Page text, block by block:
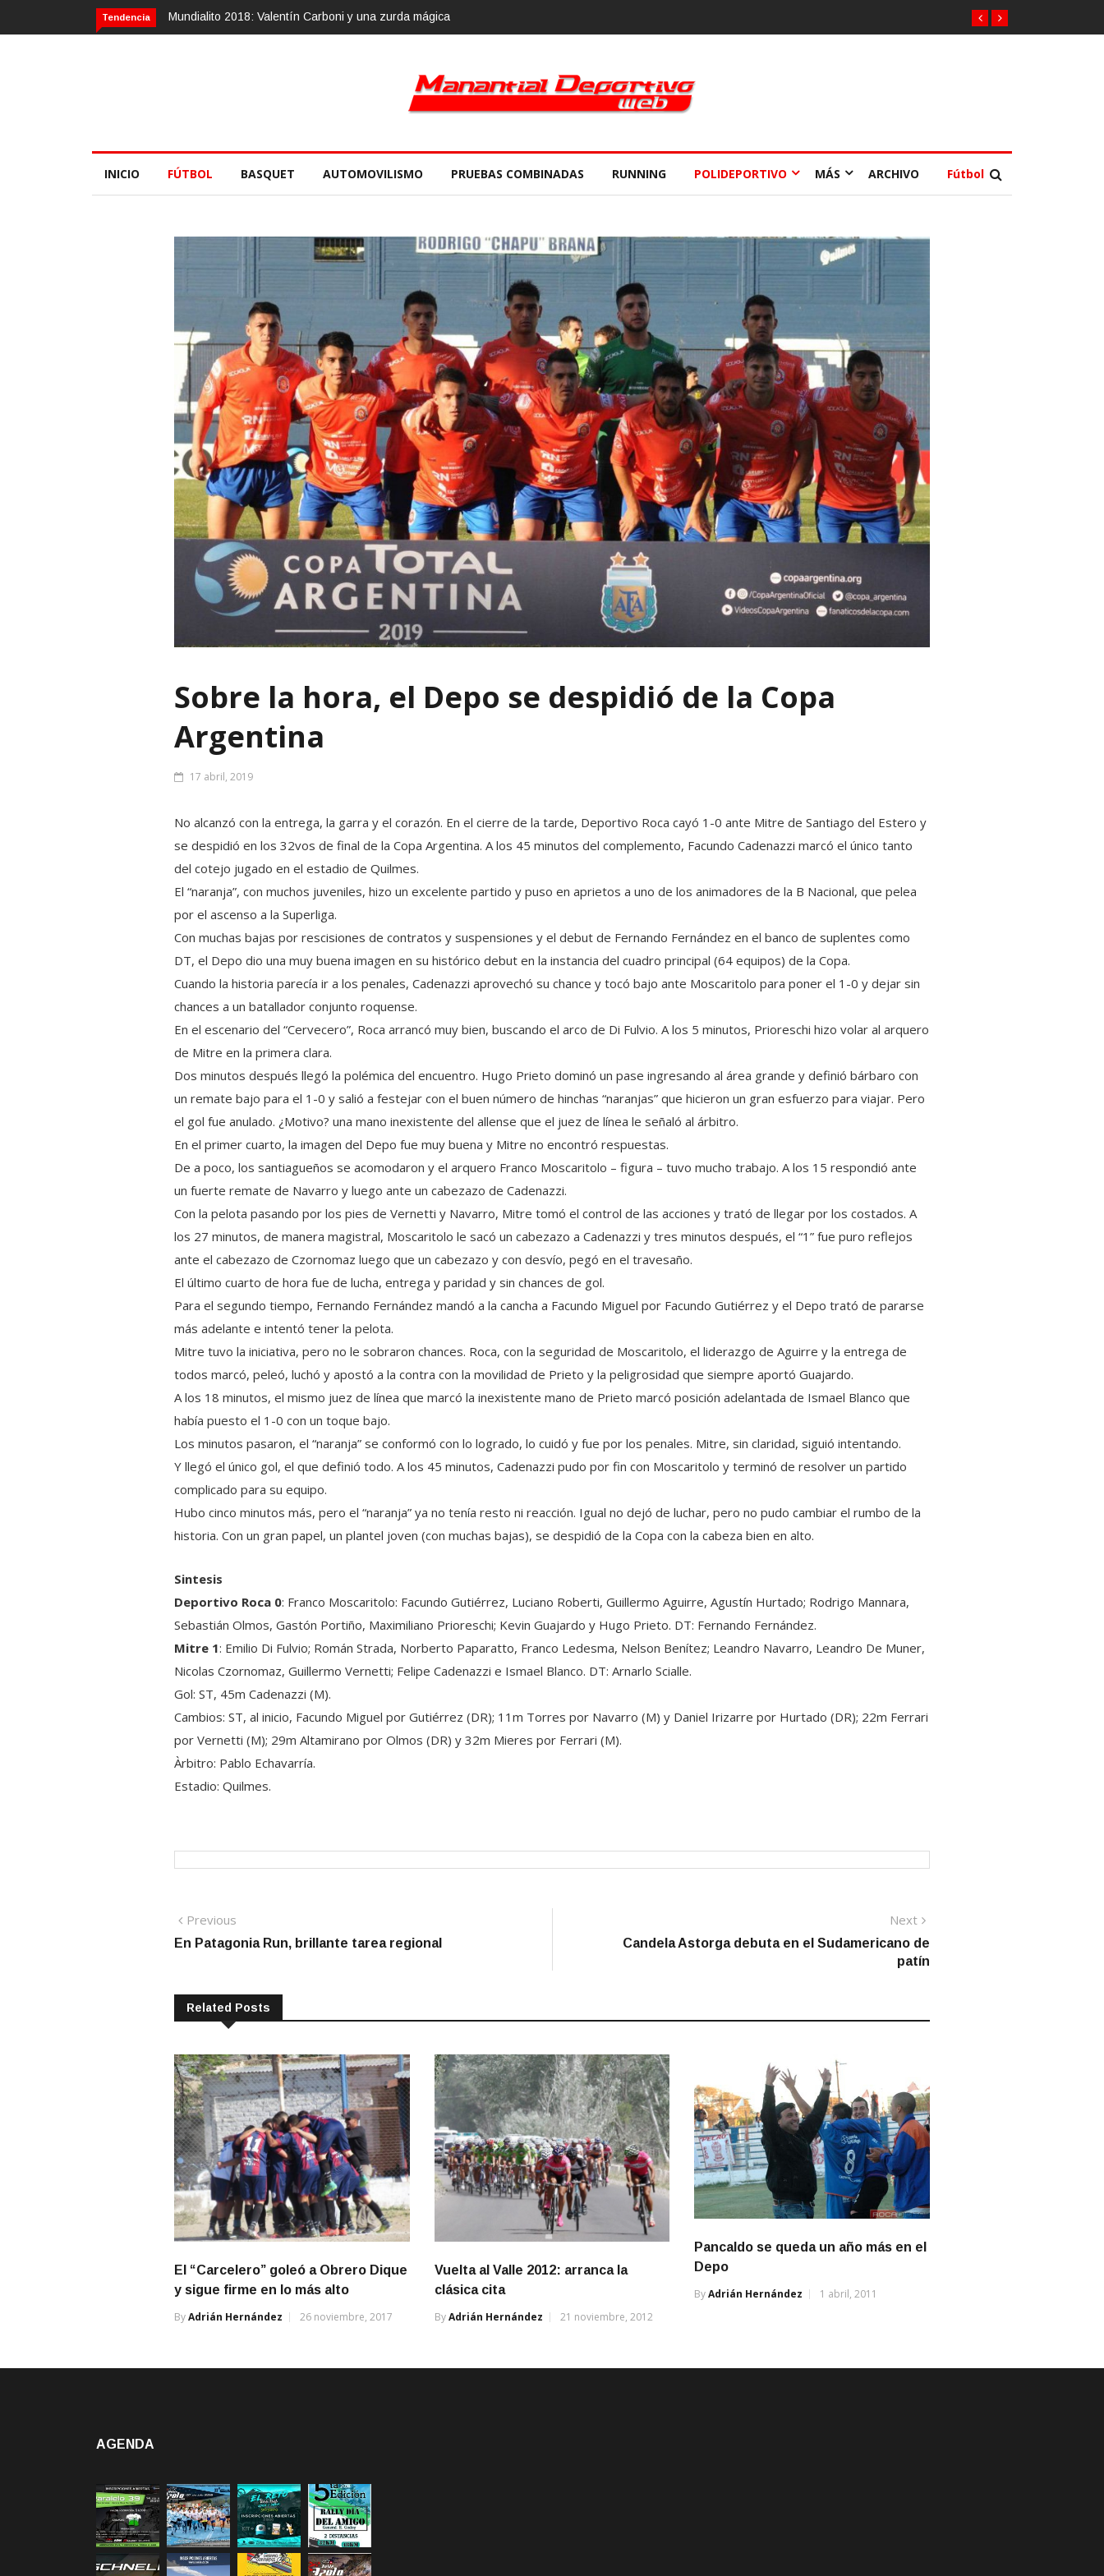
Tendencia
Carboni y una zurda mágicaCalvario Race 2018, 10 de noviembre
INICIO FÚTBOL BASQUET AUTOMOVILISMO PRUEBAS COMBINADAS RUNNING POLIDEPORTIVO MÁS ARCHIVO Fútbol
Sobre la hora, el Depo se despidió de la Copa
Argentina
17 abril, 2019
No alcanzó con la entrega, la garra y el corazón. En el cierre de la tarde, Deportivo Roca cayó 1-0 ante Mitre de Santiago del Estero y
se despidió en los 32vos de final de la Copa Argentina. A los 45 minutos del complemento, Facundo Cadenazzi marcó el único tanto
del cotejo jugado en el estadio de Quilmes.
El “naranja”, con muchos juveniles, hizo un excelente partido y puso en aprietos a uno de los animadores de la B Nacional, que pelea
por el ascenso a la Superliga.
Con muchas bajas por rescisiones de contratos y suspensiones y el debut de Fernando Fernández en el banco de suplentes como
DT, el Depo dio una muy buena imagen en su histórico debut en la instancia del cuadro principal (64 equipos) de la Copa.
Cuando la historia parecía ir a los penales, Cadenazzi aprovechó su chance y tocó bajo ante Moscaritolo para poner el 1-0 y dejar sin
chances a un batallador conjunto roquense.
En el escenario del “Cervecero”, Roca arrancó muy bien, buscando el arco de Di Fulvio. A los 5 minutos, Prioreschi hizo volar al arquero
de Mitre en la primera clara.
Dos minutos después llegó la polémica del encuentro. Hugo Prieto dominó un pase ingresando al área grande y definió bárbaro con
un remate bajo para el 1-0 y salió a festejar con el buen número de hinchas “naranjas” que hicieron un gran esfuerzo para viajar. Pero
el gol fue anulado. ¿Motivo? una mano inexistente del allense que el juez de línea le señaló al árbitro.
En el primer cuarto, la imagen del Depo fue muy buena y Mitre no encontró respuestas.
De a poco, los santiagueños se acomodaron y el arquero Franco Moscaritolo – figura – tuvo mucho trabajo. A los 15 respondió ante
un fuerte remate de Navarro y luego ante un cabezazo de Cadenazzi.
Con la pelota pasando por los pies de Vernetti y Navarro, Mitre tomó el control de las acciones y trató de llegar por los costados. A
los 27 minutos, de manera magistral, Moscaritolo le sacó un cabezazo a Cadenazzi y tres minutos después, el “1” fue puro reflejos
ante el cabezazo de Czornomaz luego que un cabezazo y con desvío, pegó en el travesaño.
El último cuarto de hora fue de lucha, entrega y paridad y sin chances de gol.
Para el segundo tiempo, Fernando Fernández mandó a la cancha a Facundo Miguel por Facundo Gutiérrez y el Depo trató de pararse
más adelante e intentó tener la pelota.
Mitre tuvo la iniciativa, pero no le sobraron chances. Roca, con la seguridad de Moscaritolo, el liderazgo de Aguirre y la entrega de
todos marcó, peleó, luchó y apostó a la contra con la movilidad de Prieto y la peligrosidad que siempre aportó Guajardo.
A los 18 minutos, el mismo juez de línea que marcó la inexistente mano de Prieto marcó posición adelantada de Ismael Blanco que
había puesto el 1-0 con un toque bajo.
Los minutos pasaron, el “naranja” se conformó con lo logrado, lo cuidó y fue por los penales. Mitre, sin claridad, siguió intentando.
Y llegó el único gol, el que definió todo. A los 45 minutos, Cadenazzi pudo por fin con Moscaritolo y terminó de resolver un partido
complicado para su equipo.
Hubo cinco minutos más, pero el “naranja” ya no tenía resto ni reacción. Igual no dejó de luchar, pero no pudo cambiar el rumbo de la
historia. Con un gran papel, un plantel joven (con muchas bajas), se despidió de la Copa con la cabeza bien en alto.
Sintesis
Deportivo Roca 0: Franco Moscaritolo: Facundo Gutiérrez, Luciano Roberti, Guillermo Aguirre, Agustín Hurtado; Rodrigo Mannara,
Sebastián Olmos, Gastón Portiño, Maximiliano Prioreschi; Kevin Guajardo y Hugo Prieto. DT: Fernando Fernández.
Mitre 1: Emilio Di Fulvio; Román Strada, Norberto Paparatto, Franco Ledesma, Nelson Benítez; Leandro Navarro, Leandro De Muner,
Nicolas Czornomaz, Guillermo Vernetti; Felipe Cadenazzi e Ismael Blanco. DT: Arnarlo Scialle.
Gol: ST, 45m Cadenazzi (M).
Cambios: ST, al inicio, Facundo Miguel por Gutiérrez (DR); 11m Torres por Navarro (M) y Daniel Irizarre por Hurtado (DR); 22m Ferrari
por Vernetti (M); 29m Altamirano por Olmos (DR) y 32m Mieres por Ferrari (M).
Àrbitro: Pablo Echavarría.
Estadio: Quilmes.
Navegación
de
Previous
post:
En Patagonia Run, brillante tarea regional
Next
Candela Astorga debuta en el Sudamericano de
patín
Related Posts
El “Carcelero” goleó a Obrero Dique
y sigue firme en lo más alto
ByAdrián Hernández 26 noviembre, 2017
Vuelta al Valle 2012: arranca la
clásica cita
ByAdrián Hernández 21 noviembre, 2012
Pancaldo se queda un año más en el
Depo
ByAdrián Hernández 1 abril, 2011
AGENDA